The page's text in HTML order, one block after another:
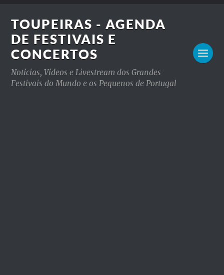
TOUPEIRAS - AGENDA
DE FESTIVAIS E
CONCERTOS
Notícias, Vídeos e Livestream dos Grandes
Festivais do Mundo e os Pequenos de Portugal